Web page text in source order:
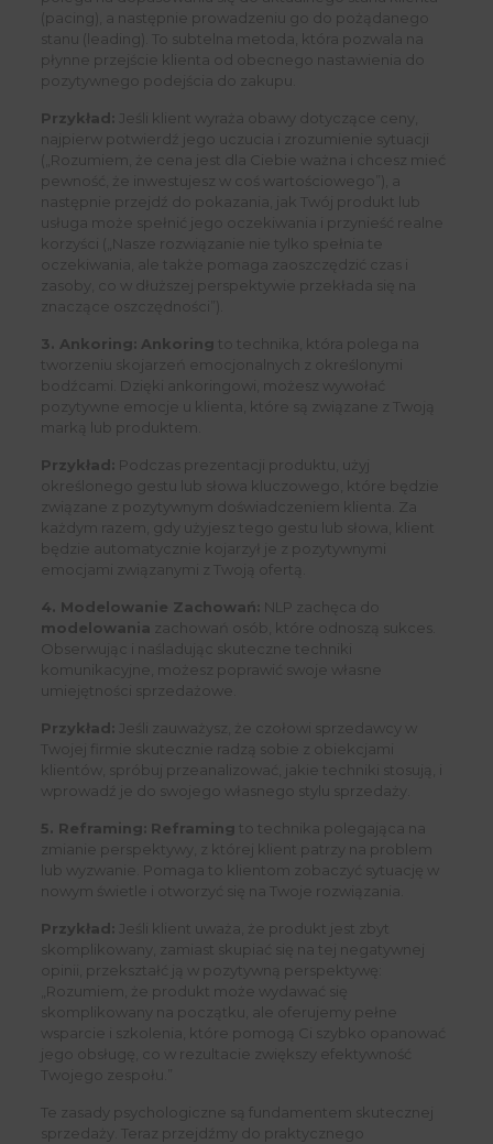
(pacing), a następnie prowadzeniu go do pożądanego
stanu (leading). To subtelna metoda, która pozwala na
płynne przejście klienta od obecnego nastawienia do
pozytywnego podejścia do zakupu.
Przykład: Jeśli klient wyraża obawy dotyczące ceny,
najpierw potwierdź jego uczucia i zrozumienie sytuacji
(„Rozumiem, że cena jest dla Ciebie ważna i chcesz mieć
pewność, że inwestujesz w coś wartościowego”), a
następnie przejdź do pokazania, jak Twój produkt lub
usługa może spełnić jego oczekiwania i przynieść realne
korzyści („Nasze rozwiązanie nie tylko spełnia te
oczekiwania, ale także pomaga zaoszczędzić czas i
zasoby, co w dłuższej perspektywie przekłada się na
znaczące oszczędności”).
3. Ankoring: Ankoring to technika, która polega na
tworzeniu skojarzeń emocjonalnych z określonymi
bodźcami. Dzięki ankoringowi, możesz wywołać
pozytywne emocje u klienta, które są związane z Twoją
marką lub produktem.
Przykład: Podczas prezentacji produktu, użyj
określonego gestu lub słowa kluczowego, które będzie
związane z pozytywnym doświadczeniem klienta. Za
każdym razem, gdy użyjesz tego gestu lub słowa, klient
będzie automatycznie kojarzył je z pozytywnymi
emocjami związanymi z Twoją ofertą.
4. Modelowanie Zachowań: NLP zachęca do
modelowania zachowań osób, które odnoszą sukces.
Obserwując i naśladując skuteczne techniki
komunikacyjne, możesz poprawić swoje własne
umiejętności sprzedażowe.
Przykład: Jeśli zauważysz, że czołowi sprzedawcy w
Twojej firmie skutecznie radzą sobie z obiekcjami
klientów, spróbuj przeanalizować, jakie techniki stosują, i
wprowadź je do swojego własnego stylu sprzedaży.
5. Reframing: Reframing to technika polegająca na
zmianie perspektywy, z której klient patrzy na problem
lub wyzwanie. Pomaga to klientom zobaczyć sytuację w
nowym świetle i otworzyć się na Twoje rozwiązania.
Przykład: Jeśli klient uważa, że produkt jest zbyt
skomplikowany, zamiast skupiać się na tej negatywnej
opinii, przekształć ją w pozytywną perspektywę:
„Rozumiem, że produkt może wydawać się
skomplikowany na początku, ale oferujemy pełne
wsparcie i szkolenia, które pomogą Ci szybko opanować
jego obsługę, co w rezultacie zwiększy efektywność
Twojego zespołu.”
Te zasady psychologiczne są fundamentem skutecznej
sprzedaży. Teraz przejdźmy do praktycznego